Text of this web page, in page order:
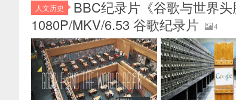
人文历史
BBC纪录片《谷歌与世界
1080P/MKV/6.53 谷歌纪录片
4